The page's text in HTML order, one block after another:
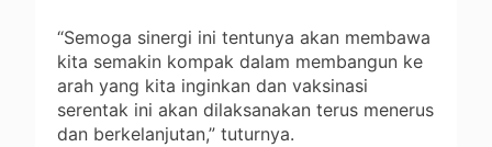
“Semoga sinergi ini tentunya akan membawa
kita semakin kompak dalam membangun ke
arah yang kita inginkan dan vaksinasi
serentak ini akan dilaksanakan terus menerus
dan berkelanjutan,” tuturnya.